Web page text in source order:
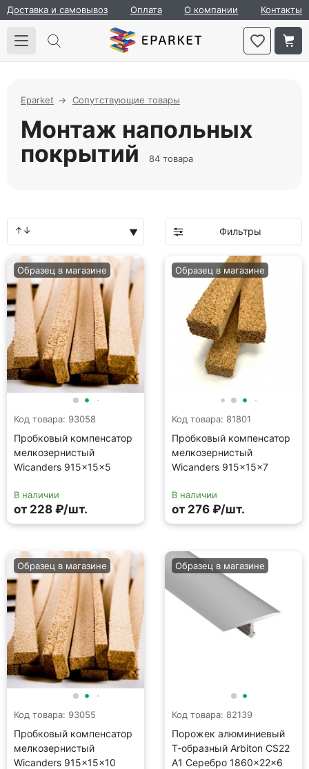
Доставка и самовывоз Оплата О компании Контакты
Eparket Сопутствующие товары
Монтаж напольных
покрытий
84 товара
Фильтры
Код товара: 93058
Пробковый компенсатор
мелкозернистый
Wicanders 915×15×5
Образец в магазине
В наличии
от 228 ₽/шт.
Код товара: 81801
Пробковый компенсатор
мелкозернистый
Wicanders 915×15×7
Образец в магазине
В наличии
от 276 ₽/шт.
Код товара: 93055
Пробковый компенсатор
мелкозернистый
Wicanders 915×15×10
Образец в магазине
Код товара: 82139
Порожек алюминиевый
Т-образный Arbiton CS22
A1 Серебро 1860×22×6
Образец в магазине